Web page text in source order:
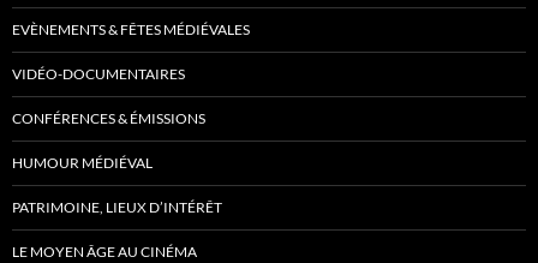
EVÈNEMENTS & FÊTES MÉDIÉVALES
VIDÉO-DOCUMENTAIRES
CONFÉRENCES & ÉMISSIONS
HUMOUR MÉDIÉVAL
PATRIMOINE, LIEUX D’INTÉRÊT
LE MOYEN ÂGE AU CINÉMA